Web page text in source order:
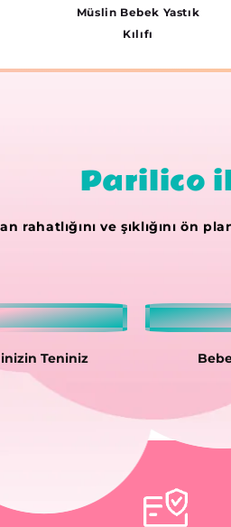
Müslin Bebek Yastık
Kılıfı
Parilico
rahatlığını ve şıklığını
Teniniz